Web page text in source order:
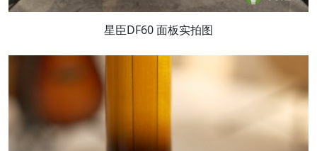
星臣DF60 面板实拍图